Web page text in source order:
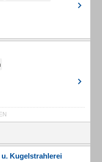
Kugelstrahlerei